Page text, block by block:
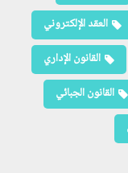
العقد الإلكتروني
القانون الإداري
القانون الجبائي